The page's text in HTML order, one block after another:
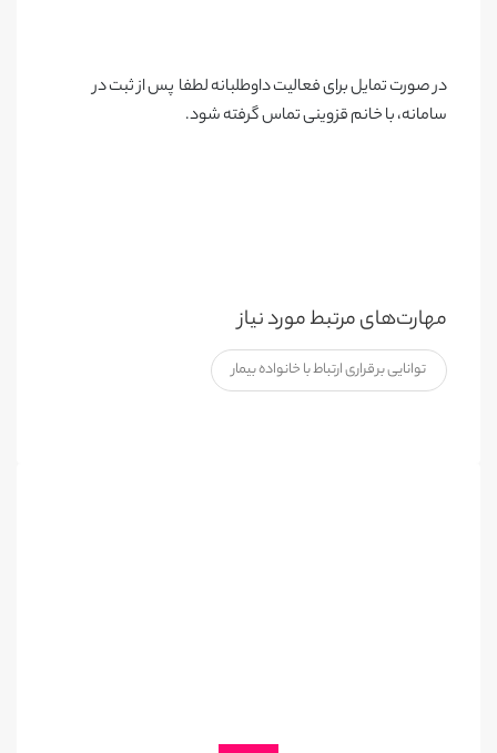
در صورت تمایل برای فعالیت داوطلبانه لطفا پس از ثبت در
سامانه، با خانم قزوینی تماس گرفته شود.
مهارت‌های مرتبط مورد نیاز
توانایی برقراری ارتباط با خانواده بیمار